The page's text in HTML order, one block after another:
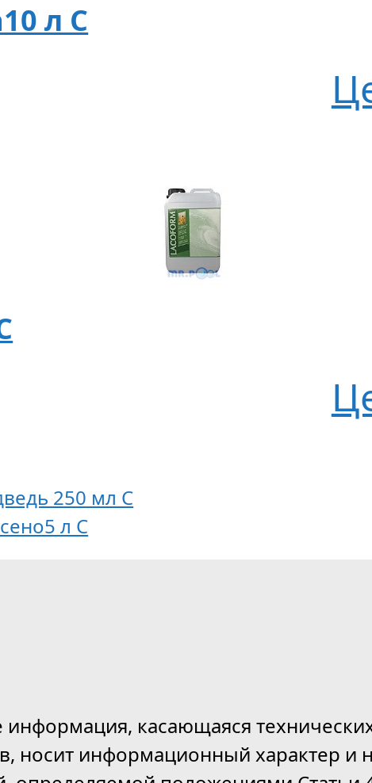
л C
250 мл C
л C
информация, касающаяся
носит информационный характер и